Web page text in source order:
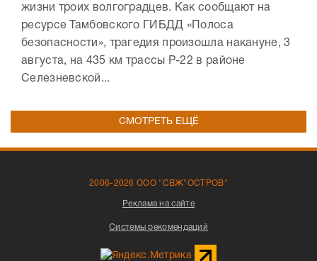
жизни троих волгоградцев. Как сообщают на
ресурсе Тамбовского ГИБДД «Полоса
безопасности», трагедия произошла накануне, 3
августа, на 435 км трассы Р-22 в районе
Селезневской...
СМОТРЕТЬ ЕЩЁ
2006-2026 ООО "СВЖ"ОСТРОВ"
Реклама на сайте
Системы рекомендаций